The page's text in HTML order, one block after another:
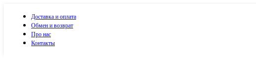
Доставка и оплата
Обмен и возврат
Про нас
Контакты